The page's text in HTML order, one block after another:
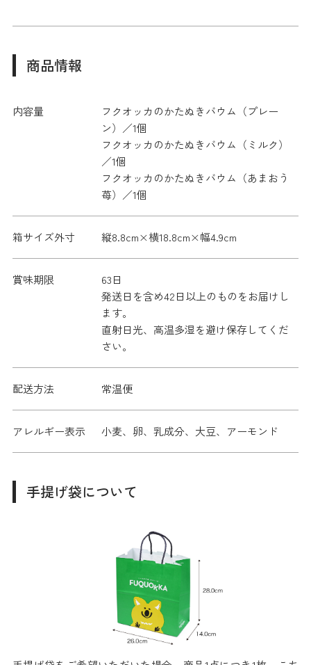
商品情報
内容量
フクオッカのかたぬきバウム（プレー
ン）／1個
フクオッカのかたぬきバウム（ミルク）
／1個
フクオッカのかたぬきバウム（あまおう
苺）／1個
箱サイズ外寸 縦8.8cm×横18.8cm×幅4.9cm
賞味期限
63日
発送日を含め42日以上のものをお届けし
ます。
直射日光、高温多湿を避け保存してくだ
さい。
配送方法 常温便
アレルギー表示 小麦、卵、乳成分、大豆、アーモンド
手提げ袋について